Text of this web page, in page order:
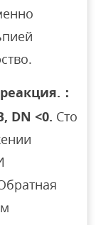
：
DN <0. Сто